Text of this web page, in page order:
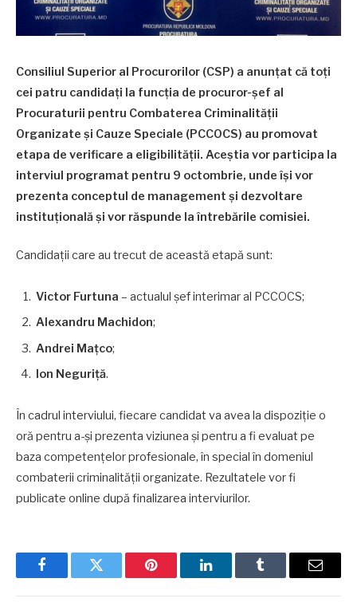
Consiliul Superior al Procurorilor (CSP) a anunțat că toți
cei patru candidați la funcția de procuror-șef al
Procuraturii pentru Combaterea Criminalității
Organizate și Cauze Speciale (PCCOCS) au promovat
etapa de verificare a eligibilității. Aceștia vor participa la
interviul programat pentru 9 octombrie, unde își vor
prezenta conceptul de management și dezvoltare
instituțională și vor răspunde la întrebările comisiei.
Candidații care au trecut de această etapă sunt:
Victor Furtuna – actualul șef interimar al PCCOCS;
Alexandru Machidon;
Andrei Mațco;
Ion Neguriță.
În cadrul interviului, fiecare candidat va avea la dispoziție o
oră pentru a-și prezenta viziunea și pentru a fi evaluat pe
baza competențelor profesionale, în special în domeniul
combaterii criminalității organizate. Rezultatele vor fi
publicate online după finalizarea interviurilor.
FacebookTwitter Pinterest LinkedInTumblr Email